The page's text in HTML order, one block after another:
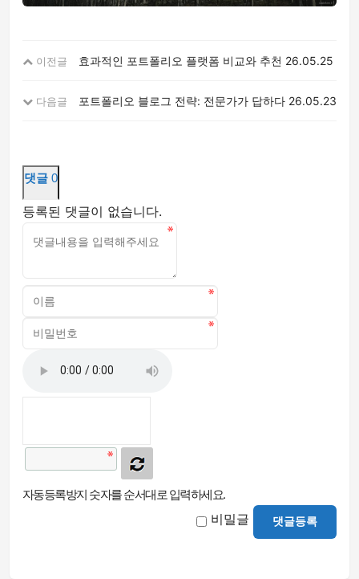
이전글 효과적인 포트폴리오 플랫폼 비교와 추천 26.05.25
다음글 포트폴리오 블로그 전략: 전문가가 답하다 26.05.23
댓글 0
등록된 댓글이 없습니다.
자동등록방지 숫자를 순서대로 입력하세요.
비밀글 댓글등록